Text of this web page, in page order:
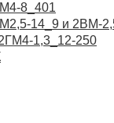
8_401
14_9 и 2ВМ-
1,3_12-250